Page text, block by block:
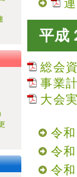
平成
総会
事業
大会
令
令
令